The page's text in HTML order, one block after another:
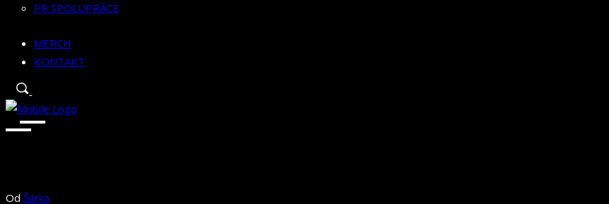
PR SPOLUPRÁCE
MERCH
KONTAKT
Od Šárka